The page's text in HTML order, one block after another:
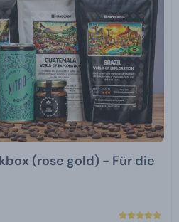
(rose gold) - Für die